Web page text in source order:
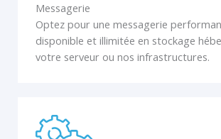
Messagerie
Optez pour une messagerie
disponible et illimitée en stockage
votre serveur ou nos infrastructures.